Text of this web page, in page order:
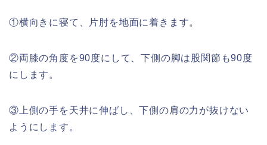
①横向きに寝て、片肘を地面に着きます。
②両膝の角度を90度にして、下側の脚は股関節も90度
にします。
③上側の手を天井に伸ばし、下側の肩の力が抜けない
ようにします。